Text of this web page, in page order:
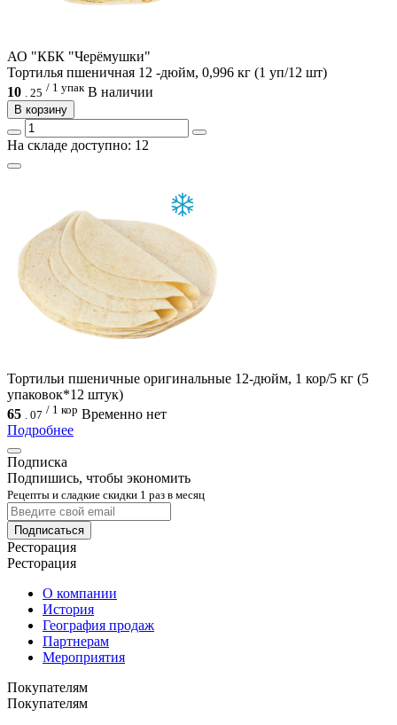
АО "КБК "Черёмушки"
Тортилья пшеничная 12 -дюйм, 0,996 кг (1 уп/12 шт)
10
25 / 1 упак В наличии
В корзину
На складе доступно: 12
Тортильи пшеничные оригинальные 12-дюйм, 1 кор/5 кг (5
упаковок*12 штук)
65 . 07 / 1 кор Временно нет
Подробнее
Подписка
Подпишись, чтобы экономить
Рецепты и сладкие скидки 1 раз в месяц
Подписаться
Ресторация
Ресторация
О компании
История
География продаж
Партнерам
Мероприятия
Покупателям
Покупателям